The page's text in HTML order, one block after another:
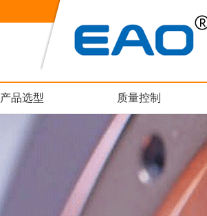
产品选型 质量控制